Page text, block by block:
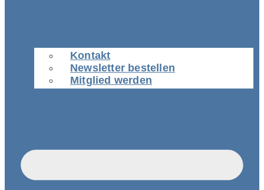
Kontakt
Newsletter bestellen
Mitglied werden